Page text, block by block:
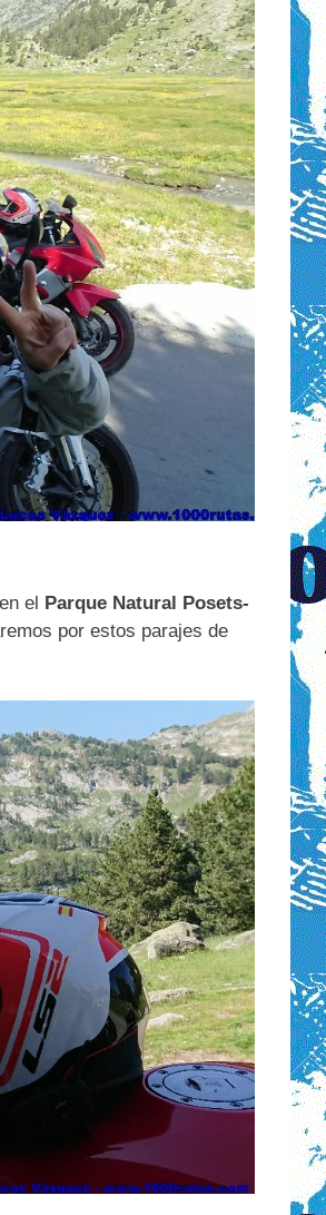
el Parque Natural Posets-
por estos parajes de